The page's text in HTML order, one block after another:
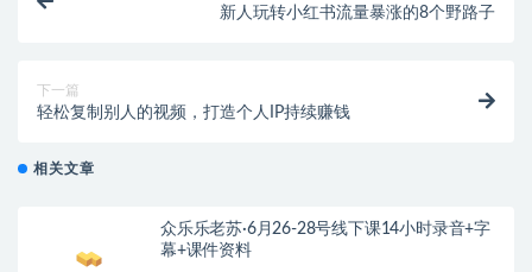
新人玩转小红书流量暴涨的8个野路子
下一篇
轻松复制别人的视频，打造个人IP持续赚钱
相关文章
众乐乐老苏·6月26-28号线下课14小时录音+字
幕+课件资料